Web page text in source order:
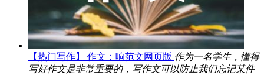
【热门写作】 作文：响范文网页版 作为一名学生，懂得
写好作文是非常重要的，写作文可以防止我们忘记某件